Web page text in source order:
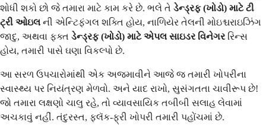
શોધી શકો છો જે તમારા માટે કામ કરે છે. ભલે તે ડેન્ડ્રફ (ખોડો) માટે ટી
ટ્રી ઓઇલ ની એન્ટિફંગલ શક્તિ હોય, નાળિયેર તેલની મોઇશ્ચરાઇઝિંગ
જાદુ, અથવા ફક્ત ડેન્ડ્રફ (ખોડો) માટે એપલ સાઇડર વિનેગરરિન્સ
હોય, તમારી પાસે ઘણા વિકલ્પો છે.
આ સરળ ઉપચારોમાંથી એક અજમાવીને આજે જ તમારી ખોપરીના
સ્વાસ્થ્ય પર નિયંત્રણ મેળવો. અને યાદ રાખો, સુસંગતતા ચાવીરૂપ છે!
જો તમારા લક્ષણો ચાલુ રહે, તો વ્યાવસાયિક તબીબી સલાહ લેવામાં
અચકાવું નહીં. તંદુરસ્ત, ફ્લૅક-ફ્રી ખોપરી તમારી પહોંચમાં છે.